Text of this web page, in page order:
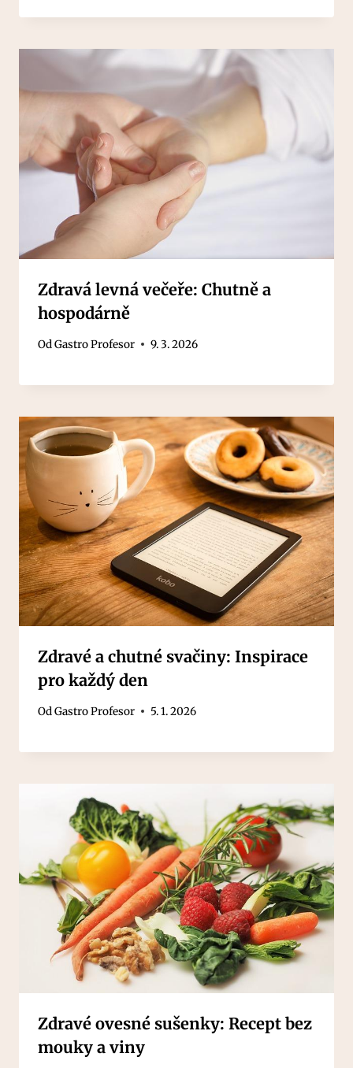
Zdravá levná večeře: Chutně a
hospodárně
OdGastro Profesor 9. 3. 2026
Zdravé a chutné svačiny: Inspirace
pro každý den
OdGastro Profesor 5. 1. 2026
Zdravé ovesné sušenky: Recept bez
mouky a viny